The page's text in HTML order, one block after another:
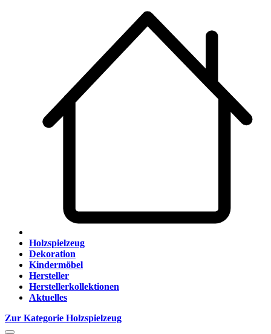
Holzspielzeug
Dekoration
Kindermöbel
Hersteller
Herstellerkollektionen
Aktuelles
Zur Kategorie Holzspielzeug